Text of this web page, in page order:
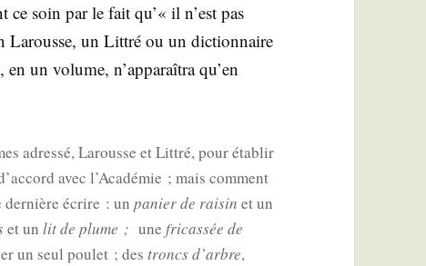
soin par le fait qu’« il n’est pas
Larousse, un Lit­tré ou un dic­tion­naire
, en un volume, n’apparaîtra qu’en
adres­sé, Larousse et Lit­tré, pour éta­blir
avec l’Académie ; mais com­ment
der­nière écrire : un panier de rai­sin et un
et un lit de plume ; une fri­cas­sée de
un seul pou­let ; des troncs d’arbre,